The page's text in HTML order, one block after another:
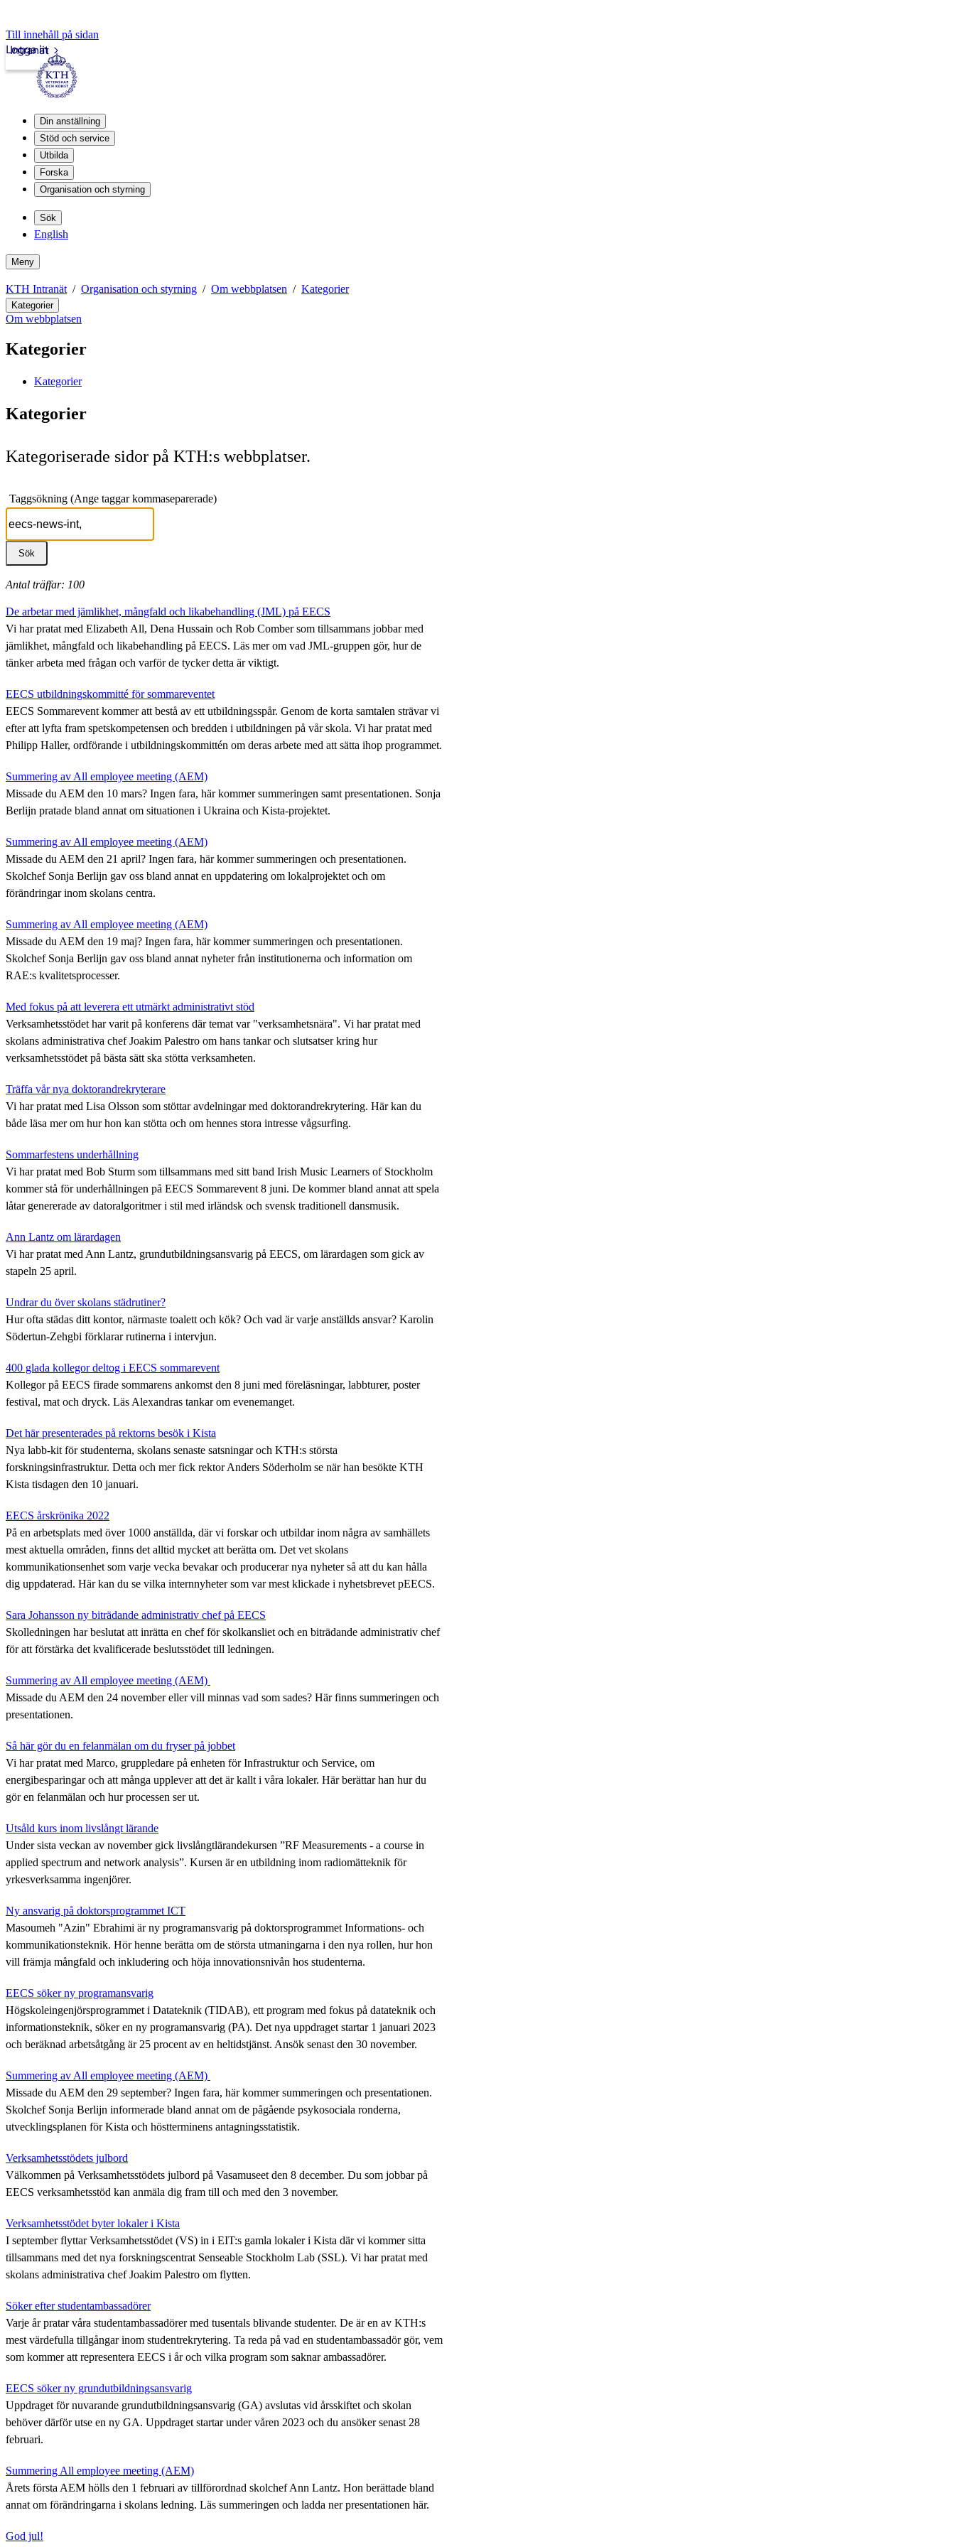
Till innehåll på sidan
Intranät
Logga in
Din anställning
Stöd och service
Utbilda
Forska
Organisation och styrning
Sök
English
Meny
KTH Intranät Organisation och styrning Om webbplatsen Kategorier
Kategorier
Om webbplatsen
Kategorier
Kategorier
Kategorier
Kategoriserade sidor på KTH:s webbplatser.
Taggsökning (Ange taggar kommaseparerade)
Antal träffar: 100
De arbetar med jämlikhet, mångfald och likabehandling (JML) på EECS
Vi har pratat med Elizabeth All, Dena Hussain och Rob Comber som tillsammans jobbar med
jämlikhet, mångfald och likabehandling på EECS. Läs mer om vad JML-gruppen gör, hur de
tänker arbeta med frågan och varför de tycker detta är viktigt.
EECS utbildningskommitté för sommareventet
EECS Sommarevent kommer att bestå av ett utbildningsspår. Genom de korta samtalen strävar vi
efter att lyfta fram spetskompetensen och bredden i utbildningen på vår skola. Vi har pratat med
Philipp Haller, ordförande i utbildningskommittén om deras arbete med att sätta ihop programmet.
Summering av All employee meeting (AEM)
Missade du AEM den 10 mars? Ingen fara, här kommer summeringen samt presentationen. Sonja
Berlijn pratade bland annat om situationen i Ukraina och Kista-projektet.
Summering av All employee meeting (AEM)
Missade du AEM den 21 april? Ingen fara, här kommer summeringen och presentationen.
Skolchef Sonja Berlijn gav oss bland annat en uppdatering om lokalprojektet och om
förändringar inom skolans centra.
Summering av All employee meeting (AEM)
Missade du AEM den 19 maj? Ingen fara, här kommer summeringen och presentationen.
Skolchef Sonja Berlijn gav oss bland annat nyheter från institutionerna och information om
RAE:s kvalitetsprocesser.
Med fokus på att leverera ett utmärkt administrativt stöd
Verksamhetsstödet har varit på konferens där temat var "verksamhetsnära". Vi har pratat med
skolans administrativa chef Joakim Palestro om hans tankar och slutsatser kring hur
verksamhetsstödet på bästa sätt ska stötta verksamheten.
Träffa vår nya doktorandrekryterare
Vi har pratat med Lisa Olsson som stöttar avdelningar med doktorandrekrytering. Här kan du
både läsa mer om hur hon kan stötta och om hennes stora intresse vågsurfing.
Sommarfestens underhållning
Vi har pratat med Bob Sturm som tillsammans med sitt band Irish Music Learners of Stockholm
kommer stå för underhållningen på EECS Sommarevent 8 juni. De kommer bland annat att spela
låtar genererade av datoralgoritmer i stil med irländsk och svensk traditionell dansmusik.
Ann Lantz om lärardagen
Vi har pratat med Ann Lantz, grundutbildningsansvarig på EECS, om lärardagen som gick av
stapeln 25 april.
Undrar du över skolans städrutiner?
Hur ofta städas ditt kontor, närmaste toalett och kök? Och vad är varje anställds ansvar? Karolin
Södertun-Zehgbi förklarar rutinerna i intervjun.
400 glada kollegor deltog i EECS sommarevent
Kollegor på EECS firade sommarens ankomst den 8 juni med föreläsningar, labbturer, poster
festival, mat och dryck. Läs Alexandras tankar om evenemanget.
Det här presenterades på rektorns besök i Kista
Nya labb-kit för studenterna, skolans senaste satsningar och KTH:s största
forskningsinfrastruktur. Detta och mer fick rektor Anders Söderholm se när han besökte KTH
Kista tisdagen den 10 januari.
EECS årskrönika 2022
På en arbetsplats med över 1000 anställda, där vi forskar och utbildar inom några av samhällets
mest aktuella områden, finns det alltid mycket att berätta om. Det vet skolans
kommunikationsenhet som varje vecka bevakar och producerar nya nyheter så att du kan hålla
dig uppdaterad. Här kan du se vilka internnyheter som var mest klickade i nyhetsbrevet pEECS.
Sara Johansson ny biträdande administrativ chef på EECS
Skolledningen har beslutat att inrätta en chef för skolkansliet och en biträdande administrativ chef
för att förstärka det kvalificerade beslutsstödet till ledningen.
Summering av All employee meeting (AEM)
Missade du AEM den 24 november eller vill minnas vad som sades? Här finns summeringen och
presentationen.
Så här gör du en felanmälan om du fryser på jobbet
Vi har pratat med Marco, gruppledare på enheten för Infrastruktur och Service, om
energibesparingar och att många upplever att det är kallt i våra lokaler. Här berättar han hur du
gör en felanmälan och hur processen ser ut.
Utsåld kurs inom livslångt lärande
Under sista veckan av november gick livslångtlärandekursen ”RF Measurements - a course in
applied spectrum and network analysis”. Kursen är en utbildning inom radiomätteknik för
yrkesverksamma ingenjörer.
Ny ansvarig på doktorsprogrammet ICT
Masoumeh "Azin" Ebrahimi är ny programansvarig på doktorsprogrammet Informations- och
kommunikationsteknik. Hör henne berätta om de största utmaningarna i den nya rollen, hur hon
vill främja mångfald och inkludering och höja innovationsnivån hos studenterna.
EECS söker ny programansvarig
Högskoleingenjörsprogrammet i Datateknik (TIDAB), ett program med fokus på datateknik och
informationsteknik, söker en ny programansvarig (PA). Det nya uppdraget startar 1 januari 2023
och beräknad arbetsåtgång är 25 procent av en heltidstjänst. Ansök senast den 30 november.
Summering av All employee meeting (AEM)
Missade du AEM den 29 september? Ingen fara, här kommer summeringen och presentationen.
Skolchef Sonja Berlijn informerade bland annat om de pågående psykosociala ronderna,
utvecklingsplanen för Kista och höstterminens antagningsstatistik.
Verksamhetsstödets julbord
Välkommen på Verksamhetsstödets julbord på Vasamuseet den 8 december. Du som jobbar på
EECS verksamhetsstöd kan anmäla dig fram till och med den 3 november.
Verksamhetsstödet byter lokaler i Kista
I september flyttar Verksamhetsstödet (VS) in i EIT:s gamla lokaler i Kista där vi kommer sitta
tillsammans med det nya forskningscentrat Senseable Stockholm Lab (SSL). Vi har pratat med
skolans administrativa chef Joakim Palestro om flytten.
Söker efter studentambassadörer
Varje år pratar våra studentambassadörer med tusentals blivande studenter. De är en av KTH:s
mest värdefulla tillgångar inom studentrekrytering. Ta reda på vad en studentambassadör gör, vem
som kommer att representera EECS i år och vilka program som saknar ambassadörer.
EECS söker ny grundutbildningsansvarig
Uppdraget för nuvarande grundutbildningsansvarig (GA) avslutas vid årsskiftet och skolan
behöver därför utse en ny GA. Uppdraget startar under våren 2023 och du ansöker senast 28
februari.
Summering All employee meeting (AEM)
Årets första AEM hölls den 1 februari av tillförordnad skolchef Ann Lantz. Hon berättade bland
annat om förändringarna i skolans ledning. Läs summeringen och ladda ner presentationen här.
God jul!